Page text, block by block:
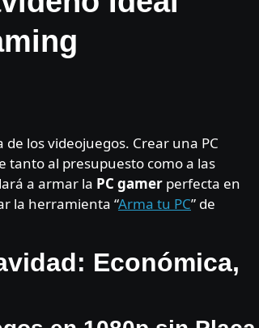
los videojuegos. Crear una PC
tanto al presupuesto como a las
a armar la PC gamer perfecta en
la herramienta “Arma tu PC” de
Económica,